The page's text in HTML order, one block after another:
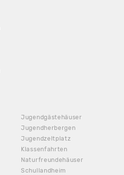
Jugendgästehäuser
Jugendherbergen
Jugendzeltplatz
Klassenfahrten
Naturfreundehäuser
Schullandheim